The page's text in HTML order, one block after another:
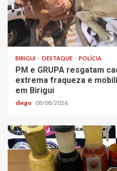
BIRIGUI DESTAQUE POLÍCIA
PM e GRUPA resgatam
extrema fraqueza e
em Birigui
diego 08/08/2026